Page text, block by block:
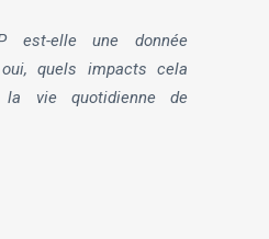
est-elle une donnée
quels impacts cela
la vie quotidienne de